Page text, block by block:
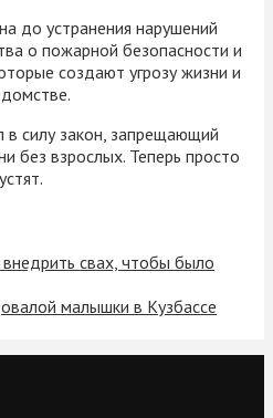
до устранения нарушений
о пожарной безопасности и
создают угрозу жизни и
в силу закон, запрещающий
без взрослых. Теперь просто
свах, чтобы было
малышки в Кузбассе